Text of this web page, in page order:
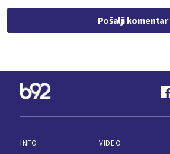
Pošalji komentar
INFO
VIDEO